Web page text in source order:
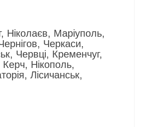
Ніколаєв, Маріуполь,
Черкаси,
Червці, Кременчуг,
Нікополь,
Лісичанськ,